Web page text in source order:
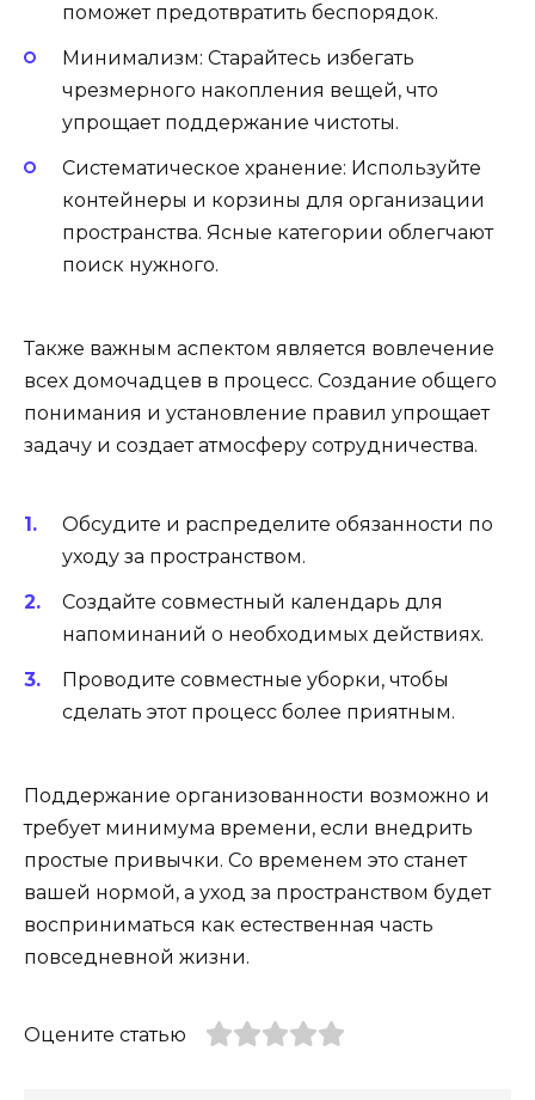
поможет предотвратить беспорядок.
Минимализм: Старайтесь избегать
чрезмерного накопления вещей, что
упрощает поддержание чистоты.
Систематическое хранение: Используйте
контейнеры и корзины для организации
пространства. Ясные категории облегчают
поиск нужного.
Также важным аспектом является вовлечение
всех домочадцев в процесс. Создание общего
понимания и установление правил упрощает
задачу и создает атмосферу сотрудничества.
Обсудите и распределите обязанности по
уходу за пространством.
Создайте совместный календарь для
напоминаний о необходимых действиях.
Проводите совместные уборки, чтобы
сделать этот процесс более приятным.
Поддержание организованности возможно и
требует минимума времени, если внедрить
простые привычки. Со временем это станет
вашей нормой, а уход за пространством будет
восприниматься как естественная часть
повседневной жизни.
Оцените статью